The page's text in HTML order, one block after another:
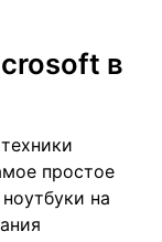
в
простое
на